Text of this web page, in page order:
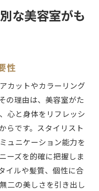
な美容室がも
性
カットやカラーリング
の理由は、美容室がた
心と身体をリフレッシ
らです。スタイリスト
ュニケーション能力を
ーズを的確に把握しま
イルや髪質、個性に合
二の美しさを引き出し